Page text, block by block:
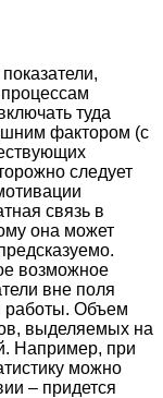
туда
фактором (с
следует
связь в
она может
возможное
вне поля
работы. Объем
выделяемых на
Например, при
можно
– придется